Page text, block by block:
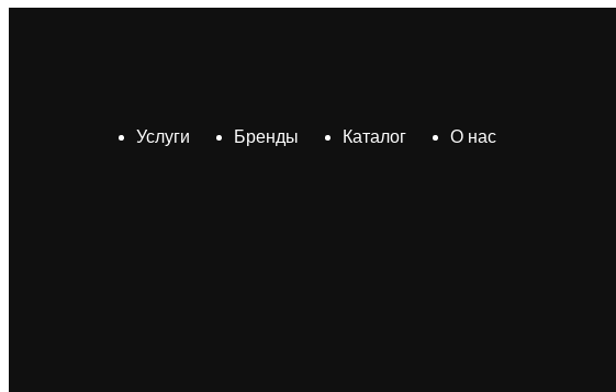
Услуги Бренды Каталог О нас